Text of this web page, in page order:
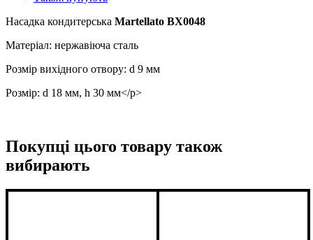
Насадка кондитерська Martellato BX0048
Матеріал: нержавіюча сталь
Розмір вихідного отвору: d 9 мм
Розмір: d 18 мм, h 30 мм</p>
Покупці цього товару також
вибирають